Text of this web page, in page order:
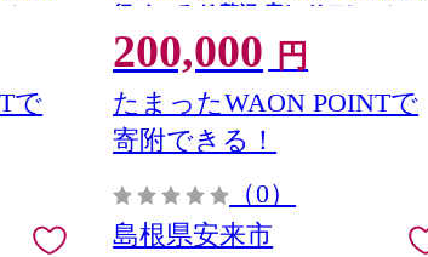
ュ
市
で
行 くつろぎ 贅沢 癒し リフレッシュ
ご褒美 ギフト 自分用 島根県 安来市
】【200-SY-05】
200,000 円
たまったWAON POINTで
寄附できる！
（0）
島根県安来市